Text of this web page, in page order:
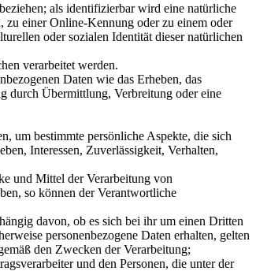
als identifizierbar wird eine natürliche
zu einer Online-Kennung oder zu einem oder
oder sozialen Identität dieser natürlichen
verarbeitet werden.
Daten wie das Erheben, das
durch Übermittlung, Verbreitung oder eine
um bestimmte persönliche Aspekte, die sich
Interessen, Zuverlässigkeit, Verhalten,
und Mittel der Verarbeitung von
so können der Verantwortliche
davon, ob es sich bei ihr um einen Dritten
personenbezogene Daten erhalten, gelten
den Zwecken der Verarbeitung;
und den Personen, die unter der